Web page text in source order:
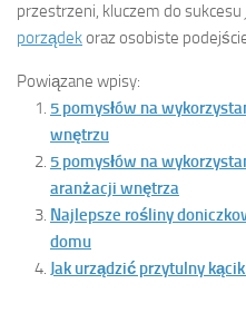
przestrzeni, kluczem do
porządekoraz osobiste
Powiązane wpisy:
5 pomysłów na
wnętrzu
5 pomysłów na
aranżacji wnętrza
Najlepsze rośliny
domu
Jak urządzić przytulny